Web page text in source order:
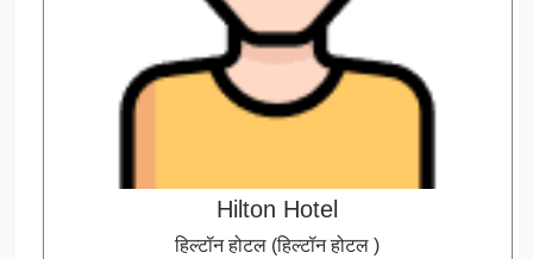
Hilton Hotel
हिल्टॉन होटल (हिल्टॉन होटल )